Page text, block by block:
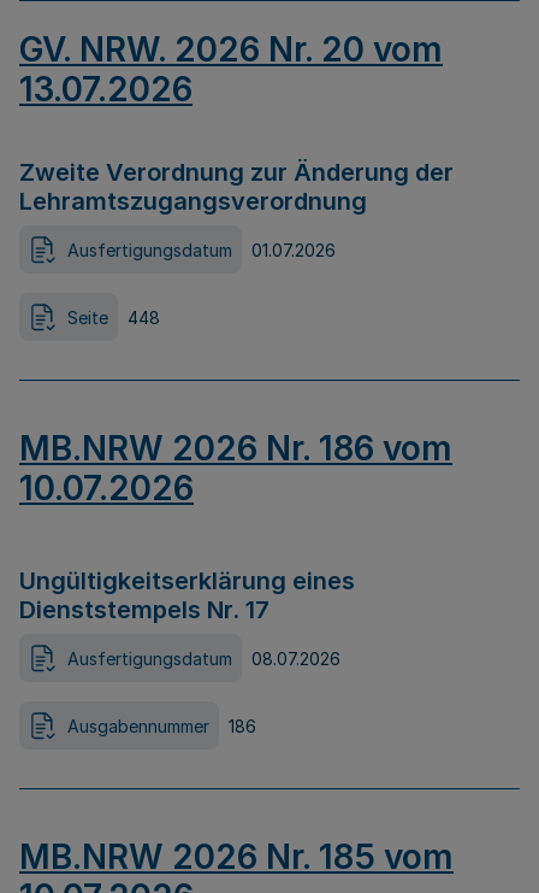
GV. NRW. 2026 Nr. 20 vom
13.07.2026
Zweite Verordnung zur Änderung der
Lehramtszugangsverordnung
Ausfertigungsdatum 01.07.2026
Seite 448
MB.NRW 2026 Nr. 186 vom
10.07.2026
Ungültigkeitserklärung eines
Dienststempels Nr. 17
Ausfertigungsdatum 08.07.2026
Ausgabennummer 186
MB.NRW 2026 Nr. 185 vom